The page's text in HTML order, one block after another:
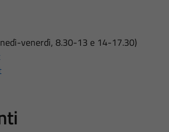
venerdì, 8.30-13 e 14-17.30)